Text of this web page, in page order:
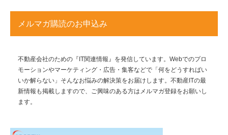
メルマガ購読のお申込み
不動産会社のための『IT関連情報』を発信しています。Webでのプロ
モーションやマーケティング・広告・集客などで「何をどうすればい
いか解らない」そんなお悩みの解決策をお届けします。不動産ITの最
新情報も掲載しますので、ご興味のある方はメルマガ登録をお願いし
ます。